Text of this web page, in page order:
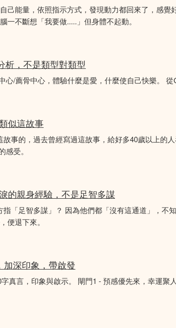
己能量，依照指示方式，發現動力都回來了，感
一不斷想「我要做.....」但身體不起動。
析，不是類型對類型
心/薦骨中心，體驗什麼是愛，什麼使自己快樂。 從
似這故事
事的，過去曾經寫過這故事，給好多40歲以上的
受。
的親身經驗，不是足智多謀
指「足智多謀」？ 因為他們都「沒有這通道」，不
便退下來。
加深印象，帶啟發
真言，印象與啟示。 閘門1 - 預感優先來，幸運